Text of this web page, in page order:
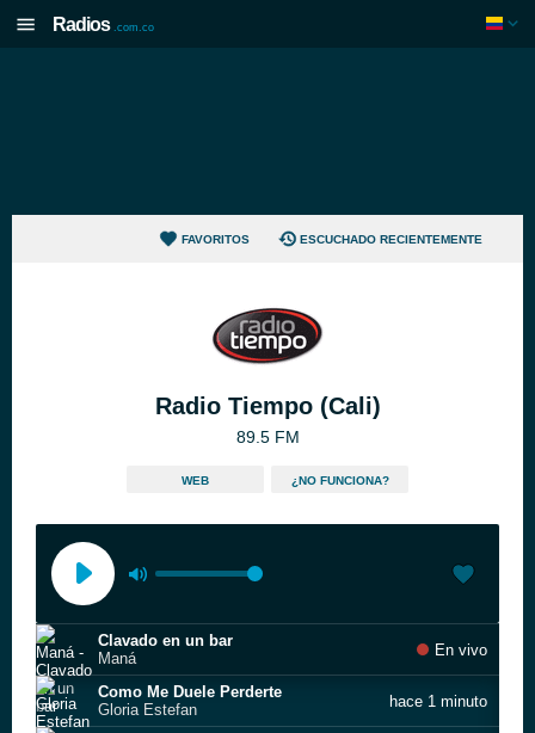
Radios .com.co
FAVORITOS ESCUCHADO RECIENTEMENTE
Radio Tiempo (Cali)
89.5 FM
WEB ¿NO FUNCIONA?
Clavado en un bar
Maná
En vivo
Como Me Duele Perderte
Gloria Estefan
hace 1 minuto